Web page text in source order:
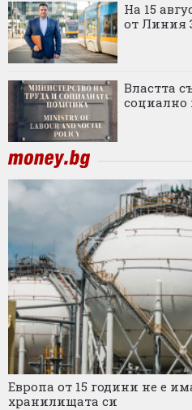
На 15
от Линия
Властта
социално
Европа от 15 години не е
хранилищата си